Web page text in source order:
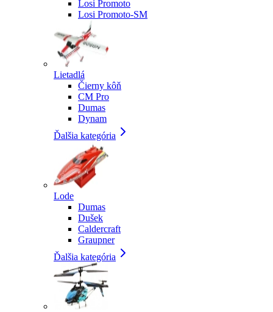
Losi Promoto
Losi Promoto-SM
Lietadlá
Čierny kôň
CM Pro
Dumas
Dynam
Ďalšia kategória
Lode
Dumas
Dušek
Caldercraft
Graupner
Ďalšia kategória